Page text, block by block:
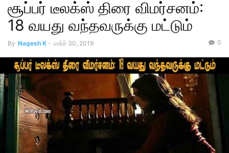
சூப்பர் டீலக்ஸ் திரை விமர்சனம்:
18 வயது வந்தவருக்கு மட்டும்
By Nagesh K - மார்ச் 30, 2019 0